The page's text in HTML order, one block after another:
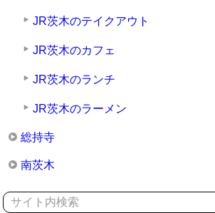
JR茨木のテイクアウト
JR茨木のカフェ
JR茨木のランチ
JR茨木のラーメン
総持寺
南茨木